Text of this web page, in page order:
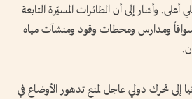
وأشار إلى أن الطائرات المسيّرة التابعة
ومدارس ومحطات وقود ومنشآت مياه
إلى تحرك دولي عاجل لمنع تدهور الأوضاع في